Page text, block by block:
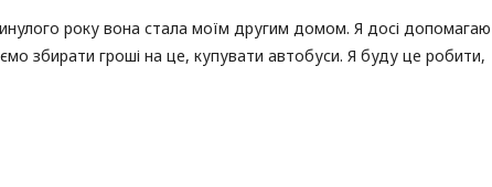
року вона стала моїм другим домом. Я досі допомагаю
збирати гроші на це, купувати автобуси. Я буду це робити,